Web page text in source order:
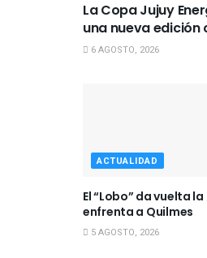
La Copa Jujuy
una nueva
6 AGOSTO, 2026
ACTUALIDAD
El “Lobo” da vuelta
enfrenta a Quilmes
5 AGOSTO, 2026